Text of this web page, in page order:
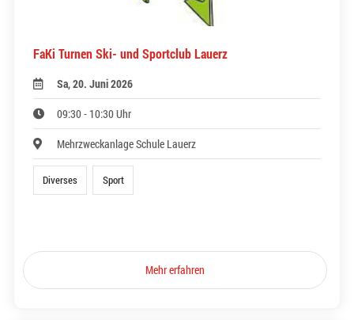
FaKi Turnen Ski- und Sportclub Lauerz
Sa, 20. Juni 2026
09:30 - 10:30 Uhr
Mehrzweckanlage Schule Lauerz
Diverses Sport
Mehr erfahren